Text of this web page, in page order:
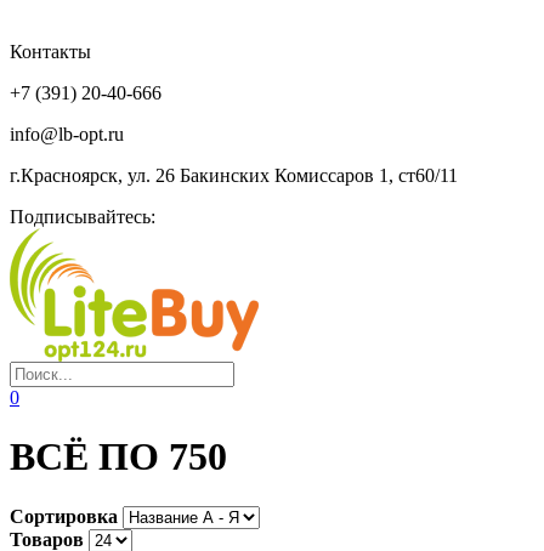
Контакты
+7 (391) 20-40-666
info@lb-opt.ru
г.Красноярск, ул. 26 Бакинских Комиссаров 1, ст60/11
Подписывайтесь:
0
ВСЁ ПО 750
Сортировка
Товаров